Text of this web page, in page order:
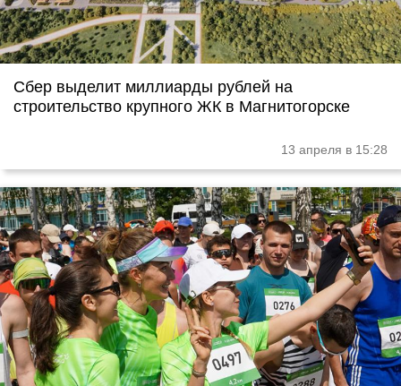
Сбер выделит миллиарды рублей на
строительство крупного ЖК в Магнитогорске
13 апреля в 15:28